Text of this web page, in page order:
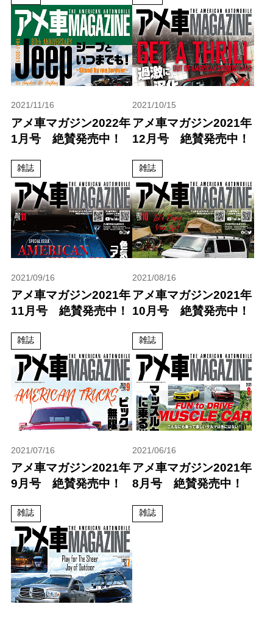
2021/11/16
アメ車マガジン2022年
1月号 絶賛発売中！
雑誌
2021/10/15
アメ車マガジン2021年
12月号 絶賛発売中！
雑誌
2021/09/16
アメ車マガジン2021年
11月号 絶賛発売中！
雑誌
2021/08/16
アメ車マガジン2021年
10月号 絶賛発売中！
雑誌
2021/07/16
アメ車マガジン2021年
9月号 絶賛発売中！
雑誌
2021/06/16
アメ車マガジン2021年
8月号 絶賛発売中！
雑誌